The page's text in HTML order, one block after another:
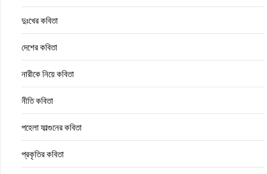
দুঃখের কবিতা
দেশের কবিতা
নারীকে নিয়ে কবিতা
নীতি কবিতা
পহেলা ফাল্গুনের কবিতা
প্রকৃতির কবিতা